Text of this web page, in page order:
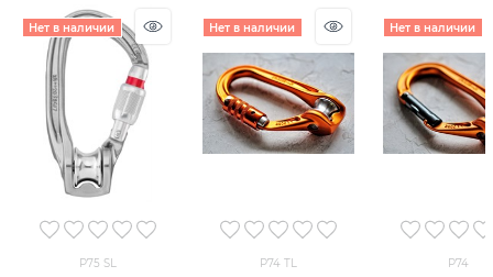
Нет в наличии
P75 SL
Нет в наличии
P74 TL
Нет в наличии
P74